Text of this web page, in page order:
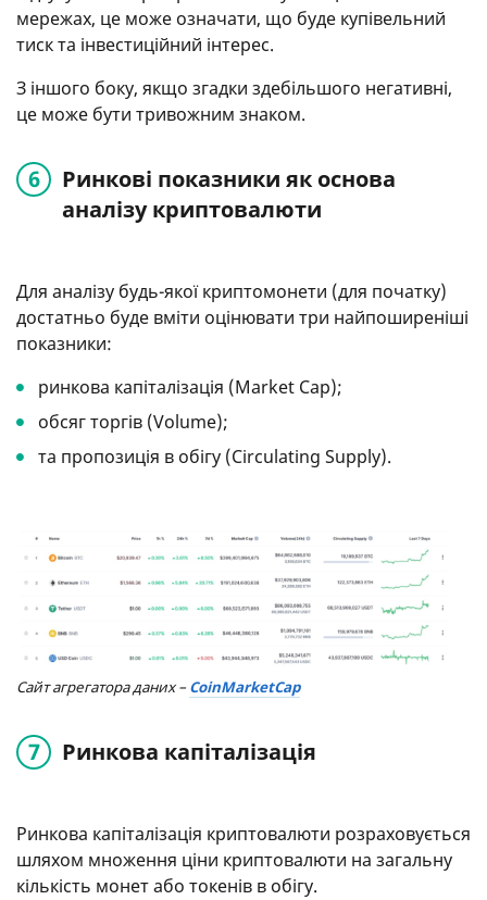
мережах, це може означати, що буде купівельний
тиск та інвестиційний інтерес.
З іншого боку, якщо згадки здебільшого негативні,
це може бути тривожним знаком.
Ринкові показники як основа
аналізу криптовалюти
Для аналізу будь-якої криптомонети (для початку)
достатньо буде вміти оцінювати три найпоширеніші
показники:
ринкова капіталізація (Market Cap);
обсяг торгів (Volume);
та пропозиція в обігу (Circulating Supply).
Сайт агрегатора даних –CoinMarketCap
Ринкова капіталізація
Ринкова капіталізація криптовалюти розраховується
шляхом множення ціни криптовалюти на загальну
кількість монет або токенів в обігу.